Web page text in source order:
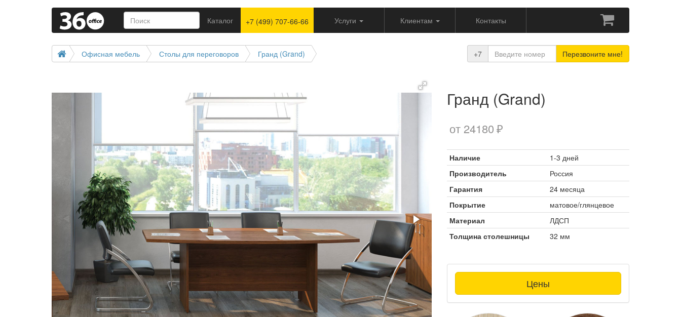
Каталог +7 (499) 707-66-66 Услуги Клиентам Контакты
+7 Перезвоните мне!
Офисная мебель Столы для переговоров Гранд (Grand)
Гранд (Grand)
от 24180
Наличие
1-3 дней
Производитель
Россия
Гарантия
24 месяца
Покрытие
матовое/глянцевое
Материал
ЛДСП
Толщина столешницы
32 мм
Цены